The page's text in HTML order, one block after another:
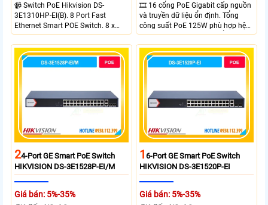
📹 Switch PoE Hikvision DS-
3E1310HP-EI(B). 8 Port Fast
Ethernet Smart POE Switch. 8 x
10/100M PoE Ports, 2 x Gigabit
Uplink Ports.
🎞 16 cổng PoE Gigabit cấp nguồn
và truyền dữ liệu ổn định. Tổng
công suất PoE 125W phù hợp hệ
thống camera IP vừa. 2 cổng RJ45
Gigabit và 2 cổng quang SFP mở
rộng linh hoạt. Hỗ trợ truyền PoE
xa tối đa lên đến 300 mét.
24-Port GE Smart PoE Switch
HIKVISION DS-3E1528P-EI/M
Giá bán: 5%-35%
16-Port GE Smart PoE Switch
HIKVISION DS-3E1520P-EI
Giá bán: 5%-35%